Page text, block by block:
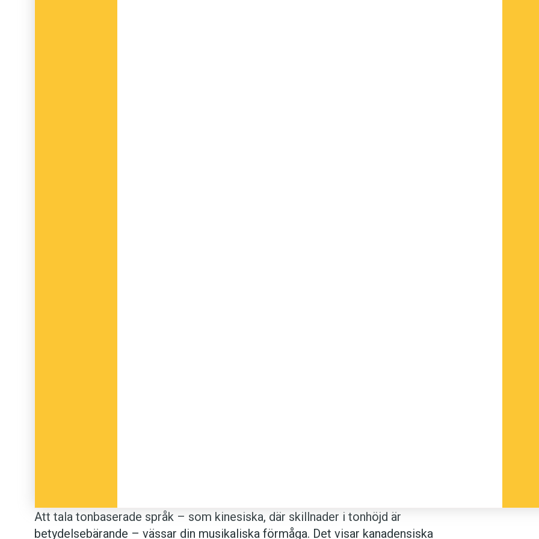
Att tala tonbaserade språk – som kinesiska, där skillnader i tonhöjd är
betydelsebärande – vässar din musikaliska för­måga. Det visar kanadensiska